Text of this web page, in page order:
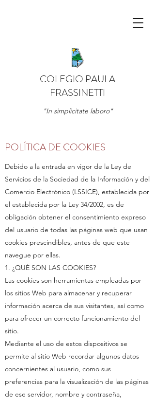
COLEGIO PAULA
FRASSINETTI
"In simplicitate laboro"
POLÍTICA DE COOKIES
Debido a la entrada en vigor de la Ley de
Servicios de la Sociedad de la Información y del
Comercio Electrónico (LSSICE), establecida por
el establecida por la Ley 34/2002, es de
obligación obtener el consentimiento expreso
del usuario de todas las páginas web que usan
cookies prescindibles, antes de que este
navegue por ellas.
1. ¿QUÉ SON LAS COOKIES?
Las cookies son herramientas empleadas por
los sitios Web para almacenar y recuperar
información acerca de sus visitantes, así como
para ofrecer un correcto funcionamiento del
sitio.
Mediante el uso de estos dispositivos se
permite al sitio Web recordar algunos datos
concernientes al usuario, como sus
preferencias para la visualización de las páginas
de ese servidor, nombre y contraseña,